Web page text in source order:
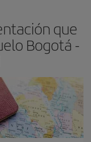
buscas los vuelos con
abiertos, podráselegir
que
Bogotá -